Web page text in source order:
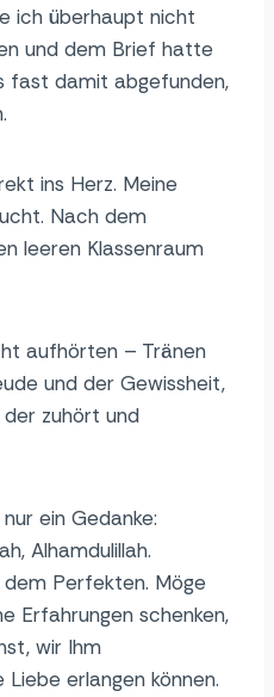
ich überhaupt nicht
und dem Brief hatte
fast damit abgefunden,
ins Herz. Meine
Nach dem
leeren Klassenraum
aufhörten – Tränen
und der Gewissheit,
zuhört und
ein Gedanke:
Alhamdulillah.
dem Perfekten. Möge
Erfahrungen schenken,
wir Ihm
erlangen können.